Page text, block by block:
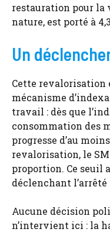
restauration pour la
nature, est porté à
Un
Cette revalorisation
mécanisme
travail : dès que
consommation des
progresse d’au
revalorisation, le
proportion. Ce seuil
déclenchant
Aucune décision
n’intervient ici : la